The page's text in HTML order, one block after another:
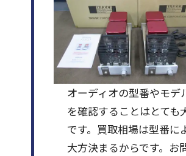
オーディオの型番やモデ
を確認することはとても
です。買取相場は型番に
大方決まるからです。お